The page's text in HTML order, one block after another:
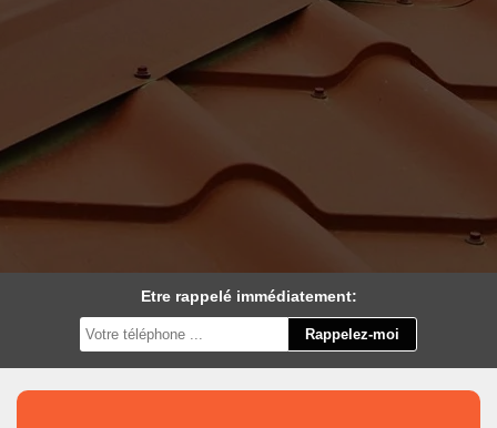
Etre rappelé immédiatement: